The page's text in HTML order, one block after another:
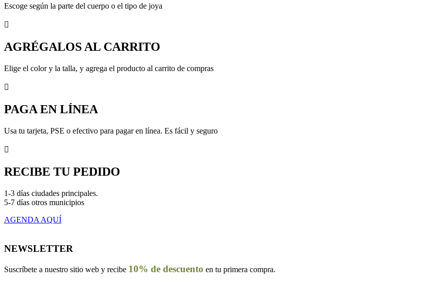
Escoge según la parte del cuerpo o el tipo de joya

AGRÉGALOS AL CARRITO
Elige el color y la talla, y agrega el producto al carrito de compras

PAGA EN LÍNEA
Usa tu tarjeta, PSE o efectivo para pagar en línea. Es fácil y seguro

RECIBE TU PEDIDO
1-3 días ciudades principales.
5-7 días otros municipios
AGENDA AQUÍ
NEWSLETTER
Suscríbete a nuestro sitio web y recibe 10% de descuento en tu primera compra.